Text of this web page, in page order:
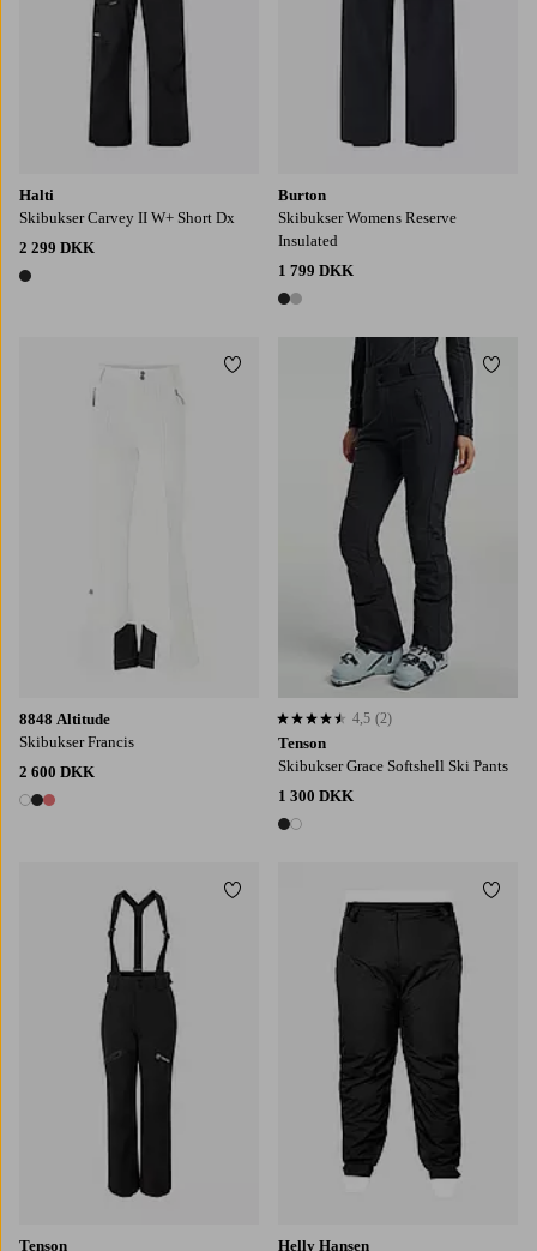
Halti
Skibukser Carvey II W+ Short Dx
2 299 DKK
1 farve
Burton
Skibukser Womens Reserve
Insulated
1 799 DKK
2 farver
8848 Altitude
Skibukser Francis
2 600 DKK
3 farver
Tilføj til favoritter
Tenson
Skibukser Grace Softshell Ski Pants
1 300 DKK
2 farver
4,5 baseret på 2 bedømmelser
4,5 (2)
Tenson
Tilføj til favoritter
Helly Hansen